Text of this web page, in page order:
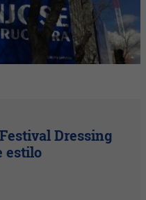
Dressing
estilo